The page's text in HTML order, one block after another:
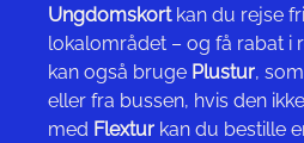
Ungdomskortkan du rejse
lokalområdet – og få rabat i
kan også bruge Plustur,
eller fra bussen, hvis den
med Flextur kan du bestille